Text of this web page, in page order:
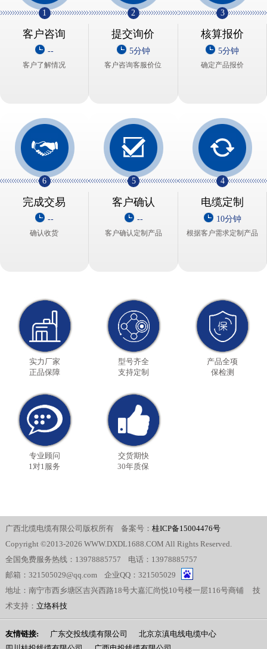
1
客户咨询
--
客户了解情况
2
提交询价
5分钟
客户咨询客服价位
3
核算报价
5分钟
确定产品报价
4
电缆定制
10分钟
根据客户需求定制产品
5
客户确认
--
客户确认定制产品
6
完成交易
--
确认收货
实力厂家
正品保障
型号齐全
支持定制
产品全项
保检测
专业顾问
1对1服务
交货期快
30年质保
广西北缆电缆有限公司版权所有 备案号： 桂ICP备15004476号
Copyright ©2013-2026 WWW.DXDL1688.COM All Rights Reserved.
全国免费服务热线：13978885757 电话：13978885757
邮箱：321505029@qq.com 企业QQ：321505029
地址：南宁市西乡塘区吉兴西路18号大嘉汇尚悦10号楼一层116号商铺 技
术支持： 立络科技
友情链接: 广东交投线缆有限公司
北京京滇电线电缆中心